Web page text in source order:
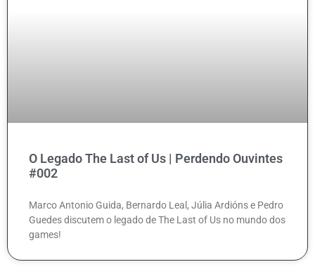
O Legado The Last of Us | Perdendo Ouvintes
#002
Marco Antonio Guida, Bernardo Leal, Júlia Ardións e Pedro
Guedes discutem o legado de The Last of Us no mundo dos
games!